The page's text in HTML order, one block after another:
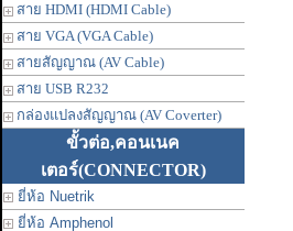
สาย HDMI (HDMI Cable)
สาย VGA (VGA Cable)
สายสัญญาณ (AV Cable)
สาย USB R232
กล่องแปลงสัญญาณ (AV Coverter)
ขั้วต่อ,คอนเนค
เตอร์(CONNECTOR)
ยี่ห้อ Nuetrik
ยี่ห้อ Amphenol